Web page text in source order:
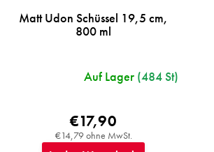
Matt Udon Schüssel 19,5 cm,
800 ml
Auf Lager (484 St)
€14,79 ohne MwSt.
€17,90